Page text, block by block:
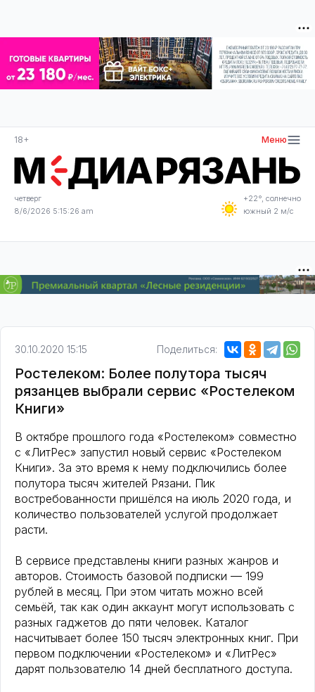
18+ Меню
четверг
8/6/2026 5:15:26 am
+22°, солнечно
южный 2 м/с
30.10.2020 15:15 Поделиться:
Ростелеком: Более полутора тысяч
рязанцев выбрали сервис «Ростелеком
Книги»
В октябре прошлого года «Ростелеком» совместно
с «ЛитРес» запустил новый сервис «Ростелеком
Книги». За это время к нему подключились более
полутора тысяч жителей Рязани. Пик
востребованности пришёлся на июль 2020 года, и
количество пользователей услугой продолжает
расти.
В сервисе представлены книги разных жанров и
авторов. Стоимость базовой подписки — 199
рублей в месяц. При этом читать можно всей
семьёй, так как один аккаунт могут использовать с
разных гаджетов до пяти человек. Каталог
насчитывает более 150 тысяч электронных книг. При
первом подключении «Ростелеком» и «ЛитРес»
дарят пользователю 14 дней бесплатного доступа.